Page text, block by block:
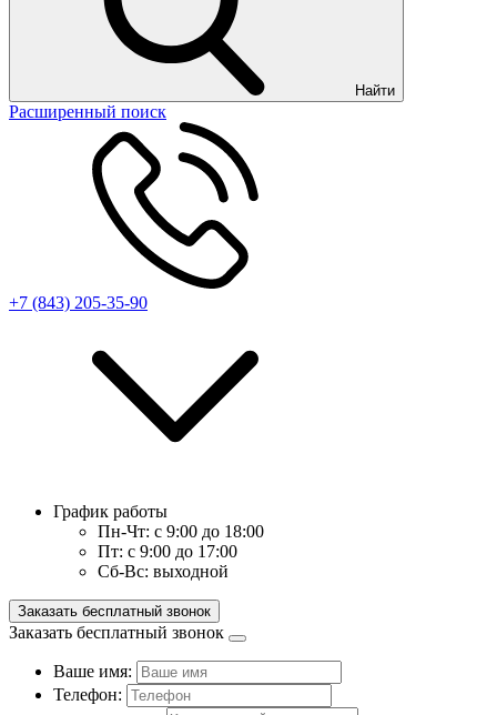
Найти
Расширенный поиск
+7 (843) 205-35-90
График работы
Пн-Чт: с 9:00 до 18:00
Пт: с 9:00 до 17:00
Сб-Вс: выходной
Заказать бесплатный звонок
Заказать бесплатный звонок
Ваше имя:
Телефон: